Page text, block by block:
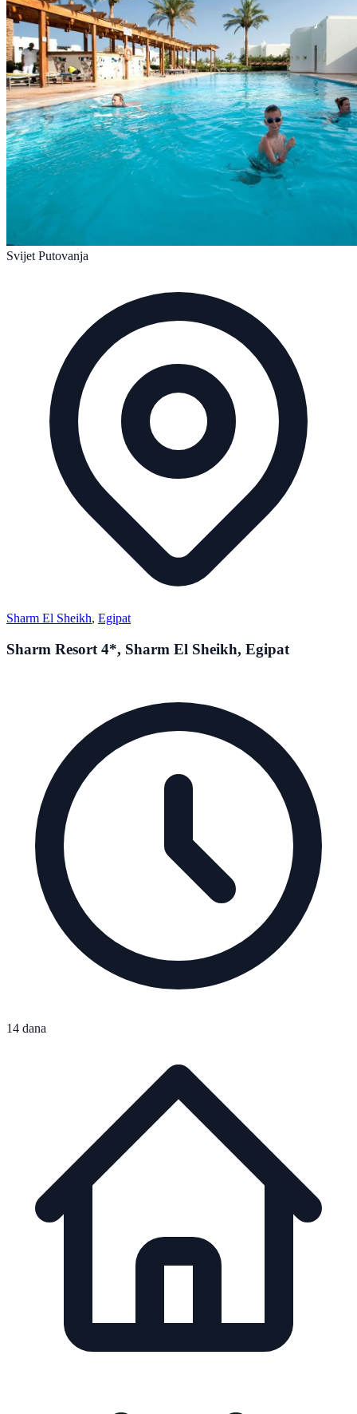
Svijet Putovanja
Sharm El Sheikh, Egipat
Sharm Resort 4*, Sharm El Sheikh, Egipat
14 dana